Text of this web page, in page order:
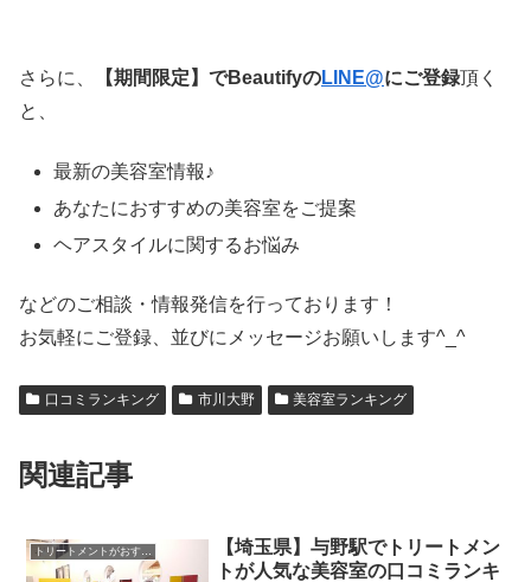
さらに、 【期間限定】でBeautifyのLINE@にご登録頂く
と、
最新の美容室情報♪
あなたにおすすめの美容室をご提案
ヘアスタイルに関するお悩み
などのご相談・情報発信を行っております！
お気軽にご登録、並びにメッセージお願いします^_^
口コミランキング 市川大野 美容室ランキング
関連記事
【埼玉県】与野駅でトリートメン
トが人気な美容室の口コミランキ